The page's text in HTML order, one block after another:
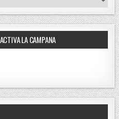
LA CAMPANA